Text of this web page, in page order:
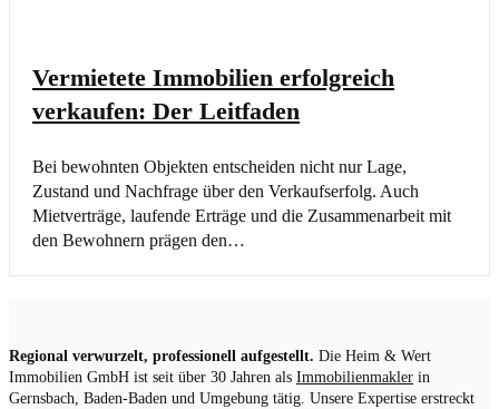
Vermietete Immobilien erfolgreich
verkaufen: Der Leitfaden
Bei bewohnten Objekten entscheiden nicht nur Lage,
Zustand und Nachfrage über den Verkaufserfolg. Auch
Mietverträge, laufende Erträge und die Zusammenarbeit mit
den Bewohnern prägen den…
Regional verwurzelt, professionell aufgestellt. Die Heim & Wert
Immobilien GmbH ist seit über 30 Jahren als Immobilienmakler in
Gernsbach, Baden-Baden und Umgebung tätig. Unsere Expertise erstreckt